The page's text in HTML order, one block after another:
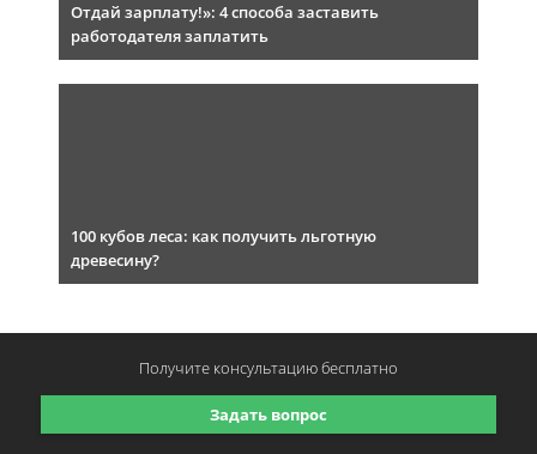
Отдай зарплату!»: 4 способа заставить
работодателя заплатить
100 кубов леса: как получить льготную
древесину?
Задать вопрос
Получите консультациюбесплатно